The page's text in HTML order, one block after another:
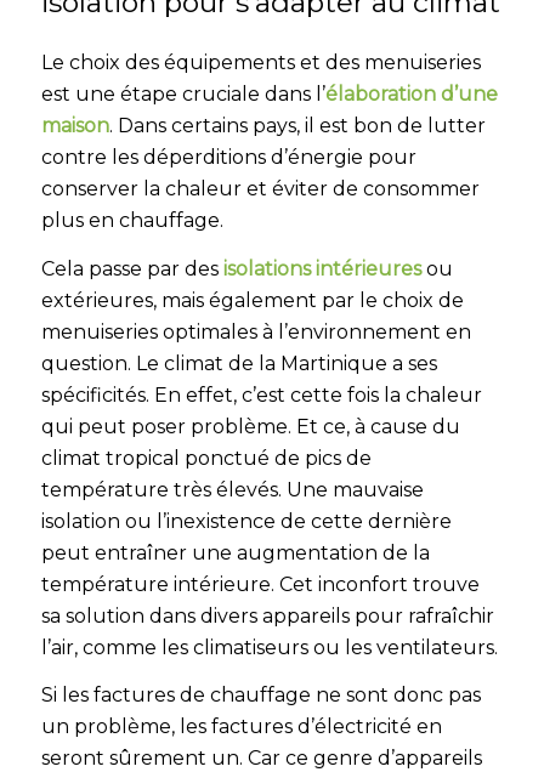
Le choix des équipements et des menuiseries
est une étape cruciale dans l’élaboration d’une
maison. Dans certains pays, il est bon de lutter
contre les déperditions d’énergie pour
conserver la chaleur et éviter de consommer
plus en chauffage.
Cela passe par des isolations intérieuresou
extérieures, mais également par le choix de
menuiseries optimales à l’environnement en
question. Le climat de la Martinique a ses
spécificités. En effet, c’est cette fois la chaleur
qui peut poser problème. Et ce, à cause du
climat tropical ponctué de pics de
température très élevés. Une mauvaise
isolation ou l’inexistence de cette dernière
peut entraîner une augmentation de la
température intérieure. Cet inconfort trouve
sa solution dans divers appareils pour rafraîchir
l’air, comme les climatiseurs ou les ventilateurs.
Si les factures de chauffage ne sont donc pas
un problème, les factures d’électricité en
seront sûrement un. Car ce genre d’appareils